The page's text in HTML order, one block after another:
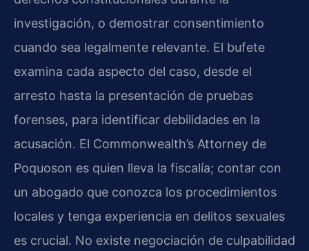
investigación, o demostrar consentimiento
cuando sea legalmente relevante. El bufete
examina cada aspecto del caso, desde el
arresto hasta la presentación de pruebas
forenses, para identificar debilidades en la
acusación. El Commonwealth’s Attorney de
Poquoson es quien lleva la fiscalía; contar con
un abogado que conozca los procedimientos
locales y tenga experiencia en delitos sexuales
es crucial. No existe negociación de culpabilidad